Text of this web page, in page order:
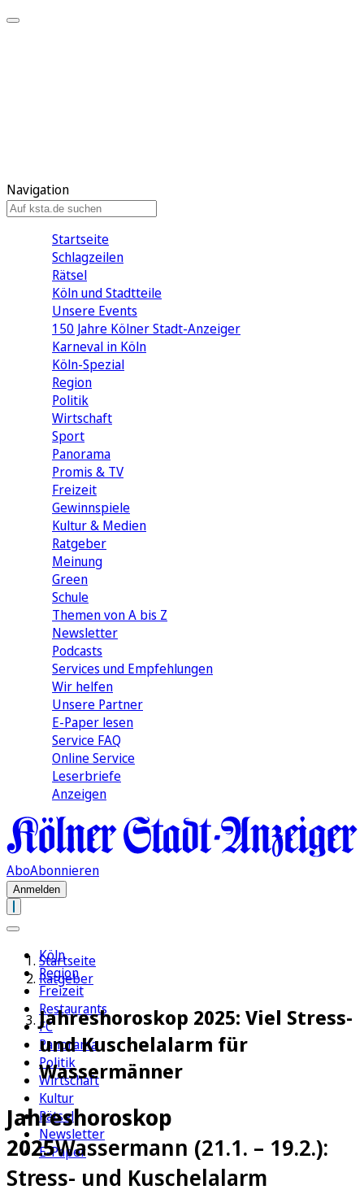
Navigation
Startseite
Schlagzeilen
Rätsel
Köln und Stadtteile
Unsere Events
150 Jahre Kölner Stadt-Anzeiger
Karneval in Köln
Köln-Spezial
Region
Politik
Wirtschaft
Sport
Panorama
Promis & TV
Freizeit
Gewinnspiele
Kultur & Medien
Ratgeber
Meinung
Green
Schule
Themen von A bis Z
Newsletter
Podcasts
Services und Empfehlungen
Wir helfen
Unsere Partner
E-Paper lesen
Service FAQ
Online Service
Leserbriefe
Anzeigen
AboAbonnieren
Anmelden
Köln
Region
Freizeit
Restaurants
FC
Panorama
Politik
Wirtschaft
Kultur
Rätsel
Newsletter
E-Paper
Startseite
Ratgeber
Jahreshoroskop 2025: Viel Stress-
und Kuschelalarm für
Wassermänner
Jahreshoroskop
2025Wassermann (21.1. – 19.2.):
Stress- und Kuschelalarm